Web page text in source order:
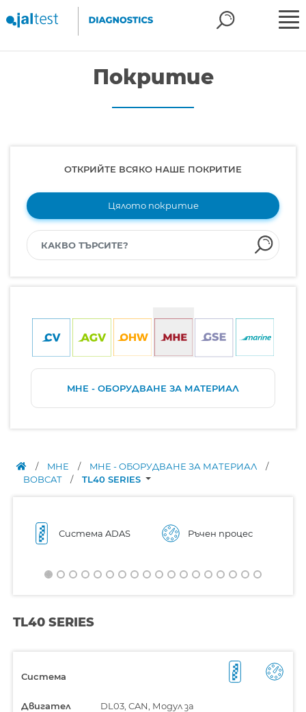
Покритие
ОТКРИЙТЕ ВСЯКО НАШЕ ПОКРИТИЕ
Цялото покритие
MHE - ОБОРУДВАНЕ ЗА МАТЕРИАЛ
/ MHE / MHE - ОБОРУДВАНЕ ЗА МАТЕРИАЛ
/
BOBCAT
/ TL40 SERIES
Система ADAS Ръчен процес
TL40 SERIES
Система
Двигател
DL03, CAN, Модул за